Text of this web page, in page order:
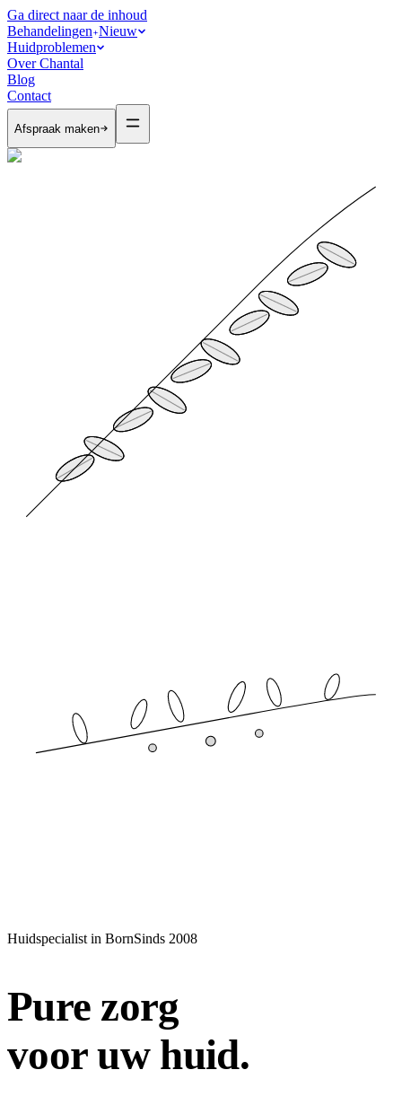
Ga direct naar de inhoud
Behandelingen Nieuw
Huidproblemen
Over Chantal
Blog
Contact
Afspraak maken
Huidspecialist in BornSinds 2008
Pure zorg
vooruwhuid.